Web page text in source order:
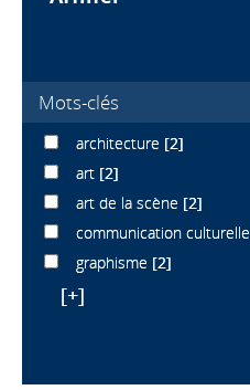
Mots-clés
architecture [2]
art [2]
art de la scène [2]
communication culturelle
graphisme [2]
[+]